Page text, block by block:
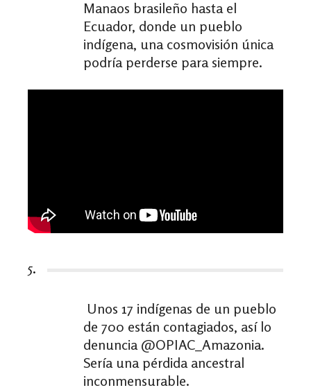
Manaos brasileño hasta el
Ecuador, donde un pueblo
indígena, una cosmovisión única
podría perderse para siempre.
5.
Unos 17 indígenas de un pueblo
de 700 están contagiados, así lo
denuncia @OPIAC_Amazonia.
Sería una pérdida ancestral
inconmensurable.